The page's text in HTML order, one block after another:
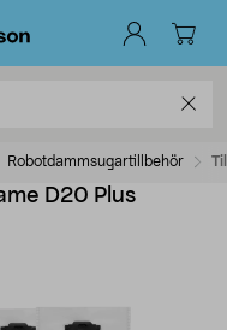
Robotdammsugartillbehör
D20 Plus